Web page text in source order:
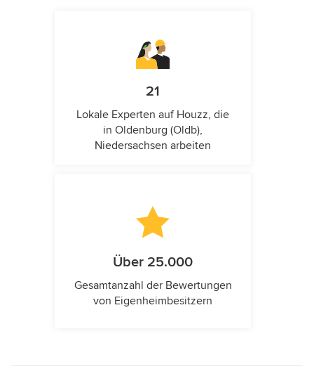
21
Lokale Experten auf Houzz, die
in Oldenburg (Oldb),
Niedersachsen arbeiten
Über 25.000
Gesamtanzahl der Bewertungen
von Eigenheimbesitzern